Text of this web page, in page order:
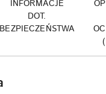
INFORMACJE
DOT.
BEZPIECZEŃSTWA